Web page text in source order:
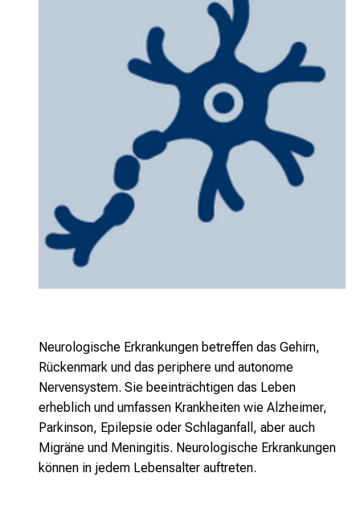
Neurologische Erkrankungen betreffen das Gehirn,
Rückenmark und das periphere und autonome
Nervensystem. Sie beeinträchtigen das Leben
erheblich und umfassen Krankheiten wie Alzheimer,
Parkinson, Epilepsie oder Schlaganfall, aber auch
Migräne und Meningitis. Neurologische Erkrankungen
können in jedem Lebensalter auftreten.